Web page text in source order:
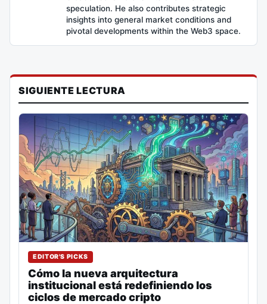
speculation. He also contributes strategic
insights into general market conditions and
pivotal developments within the Web3 space.
SIGUIENTE LECTURA
EDITOR'S PICKS
Cómo la nueva arquitectura
institucional está redefiniendo los
ciclos de mercado cripto